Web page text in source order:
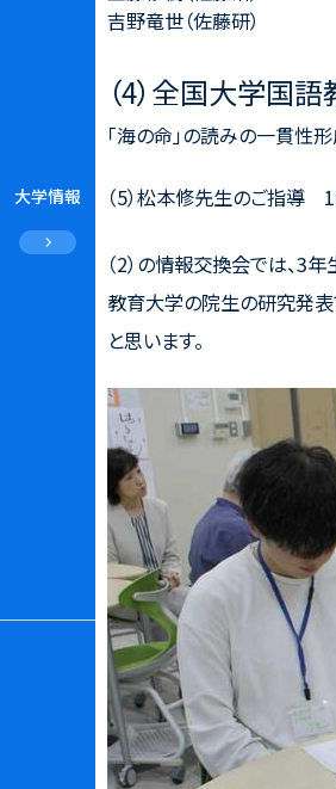
大学情報
吉野竜世（佐藤研）
（4）全国大学国
「海の命」の読みの一貫性
（5）松本修先生のご指導
（2）の情報交換会では、3
教育大学の院生の研究発表
と思います。